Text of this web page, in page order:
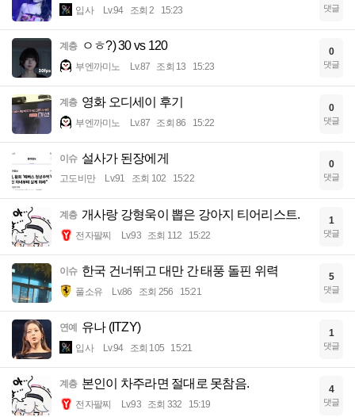
입사 Lv.94 조회 2 15:23 댓글
계층 ㅇㅎ?) 30 vs 120
부엔까미노 Lv.87 조회 13 15:23
0
댓글
계층 영화 오디세이 후기
부엔까미노 Lv.87 조회 86 15:22
0
댓글
이슈 설사가 된장에게
고도비만 Lv.91 조회 102 15:22
0
댓글
계층 개사랑 강형욱이 뽑은 강아지 티어리스트.
전자팔찌 Lv.93 조회 112 15:22
1
댓글
이슈 한국 건너뛰고 대만 간 태풍 돌핀 위력
풀소유 Lv.86 조회 256 15:21
5
댓글
연예 유나 (ITZY)
입사 Lv.94 조회 105 15:21
1
댓글
계층 본인이 차주라면 절대로 못참음.
전자팔찌 Lv.93 조회 332 15:19
4
댓글